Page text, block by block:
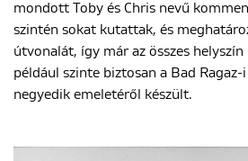
mondott Toby és Chris nevű
szintén sokat kutattak, és
útvonalát, így már az összes
például szinte biztosan a Bad
negyedik emeletéről készült.